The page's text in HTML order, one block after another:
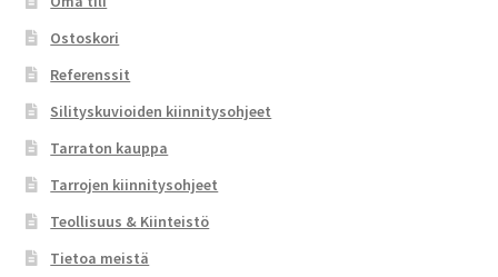
Ostoskori
Referenssit
Silityskuvioiden kiinnitysohjeet
Tarraton kauppa
Tarrojen kiinnitysohjeet
Teollisuus & Kiinteistö
Tietoa meistä